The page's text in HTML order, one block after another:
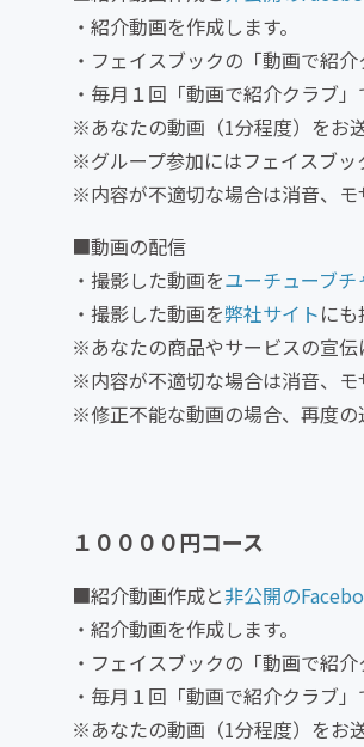
・紹介動画を作成します。
・フェイスブックの「動画で紹
・毎月１回「動画で紹介クラブ
※あなたの動画（1分程度）をお
※グループ参加にはフェイスブッ
※内容が不適切な場合は消音、モ
■動画の配信
・撮影した動画をユーチューブチ
・撮影した動画を弊社サイトに
※あなたの商品やサービスの宣伝
※内容が不適切な場合は消音、モ
※修正不能な動画の場合、再度の
１００００円コース
■紹介動画作成と非公開の
・紹介動画を作成します。
・フェイスブックの「動画で紹
・毎月１回「動画で紹介クラブ
※あなたの動画（1分程度）をお